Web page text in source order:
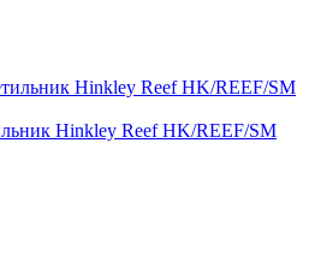
Hinkley Reef HK/REEF/SM